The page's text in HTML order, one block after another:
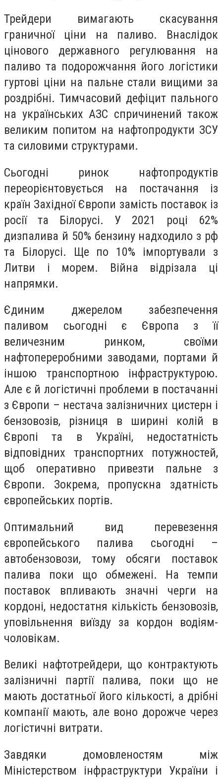
Трейдери вимагають скасування
граничної ціни на паливо. Внаслідок
цінового державного регулювання на
паливо та подорожчання його логістики
гуртові ціни на пальне стали вищими за
роздрібні. Тимчасовий дефіцит пального
на українських АЗС спричинений також
великим попитом на нафтопродукти ЗСУ
та силовими структурами.
Сьогодні ринок нафтопродуктів
переорієнтовується на постачання із
країн Західної Європи замість поставок із
росії та Білорусі. У 2021 році 62%
дизпалива й 50% бензину надходило з рф
та Білорусі. Ще по 10% імпортували з
Литви і морем. Війна відрізала ці
напрямки.
Єдиним джерелом забезпечення
паливом сьогодні є Європа з її
величезним ринком, своїми
нафтопереробними заводами, портами й
іншою транспортною інфраструктурою.
Але є й логістичні проблеми в постачанні
з Європи – нестача залізничних цистерн і
бензовозів, різниця в ширині колій в
Європі та в Україні, недостатність
відповідних транспортних потужностей,
щоб оперативно привезти пальне з
Європи. Зокрема, пропускна здатність
європейських портів.
Оптимальний вид перевезення
європейського палива сьогодні –
автобензовози, тому обсяги поставок
палива поки що обмежені. На темпи
поставок впливають значні черги на
кордоні, недостатня кількість бензовозів,
уповільнення виїзду за кордон водіям-
чоловікам.
Великі нафтотрейдери, що контрактують
залізничні партії палива, поки що не
мають достатньої його кількості, а дрібні
компанії мають, але воно дорожче через
логістичні витрати.
Завдяки домовленостям між
Міністерством інфраструктури України і